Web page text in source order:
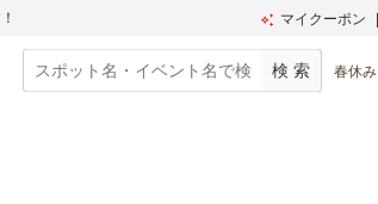
マイクーポン
春休み